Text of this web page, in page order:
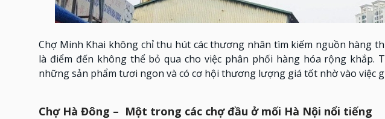
Chợ Minh Khai không chỉ thu hút các thương nhân tìm kiếm nguồn hàng
là điểm đến không thể bỏ qua cho việc phân phối hàng hóa rộng khắp.
những sản phẩm tươi ngon và có cơ hội thương lượng giá tốt nhờ vào việc
Chợ Hà Đông – Một trong các chợ đầu ở mối Hà Nội nổi tiếng